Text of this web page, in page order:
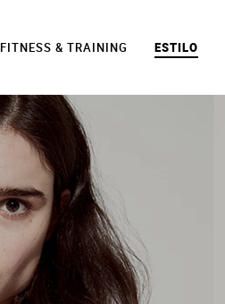
FITNESS & TRAINING ESTILO